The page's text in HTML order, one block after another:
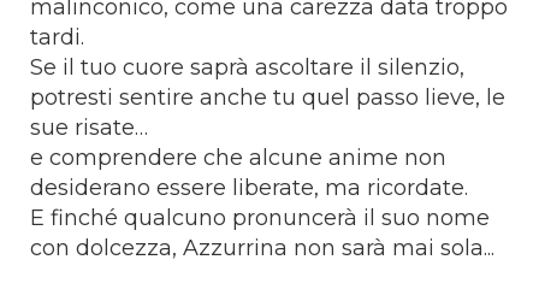
malinconico, come una carezza data troppo
tardi.
Se il tuo cuore saprà ascoltare il silenzio,
potresti sentire anche tu quel passo lieve, le
sue risate…
e comprendere che alcune anime non
desiderano essere liberate, ma ricordate.
E finché qualcuno pronuncerà il suo nome
con dolcezza, Azzurrina non sarà mai sola...